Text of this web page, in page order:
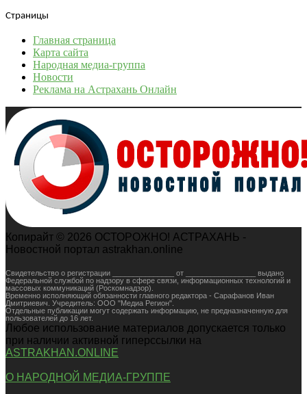
Страницы
Главная страница
Карта сайта
Народная медиа-группа
Новости
Реклама на Астрахань Онлайн
Копирайт © 2026 ОСТОРОЖНО! АСТРАХАНЬ -
Новостной портал astrakhan.online
Свидетельство о регистрации _______________ от _________________ выдано
Федеральной службой по надзору в сфере связи, информационных технологий и
массовых коммуникаций (Роскомнадзор).
Временно исполняющий обязанности главного редактора - Сарафанов Иван
Дмитриевич. Учредитель: ООО "Медиа Регион".
Отдельные публикации могут содержать информацию, не предназначенную для
пользователей до 16 лет.
Любое использование материалов допускается только
при наличии активной гиперссылки на
ASTRAKHAN.ONLINE
О НАРОДНОЙ МЕДИА-ГРУППЕ